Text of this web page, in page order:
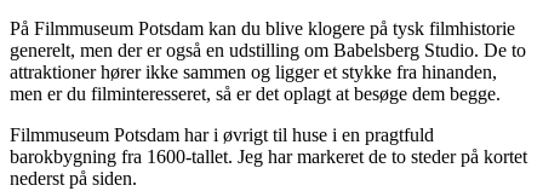
På Filmmuseum Potsdam kan du blive klogere på tysk filmhistorie
generelt, men der er også en udstilling om Babelsberg Studio. De to
attraktioner hører ikke sammen og ligger et stykke fra hinanden,
men er du filminteresseret, så er det oplagt at besøge dem begge.
Filmmuseum Potsdam har i øvrigt til huse i en pragtfuld
barokbygning fra 1600-tallet. Jeg har markeret de to steder på kortet
nederst på siden.